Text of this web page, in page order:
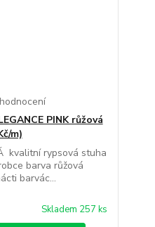
PINK růžová
m)
kvalitní rypsová stuha
barva růžová
barvác...
Skladem 257 ks